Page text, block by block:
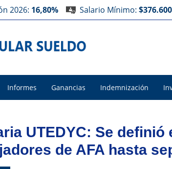
2026: 16,80% Salario Mínimo:
Informes Ganancias Indemnización
UTEDYC: Se definió
de AFA hasta